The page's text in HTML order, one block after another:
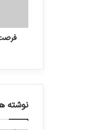
نوشته